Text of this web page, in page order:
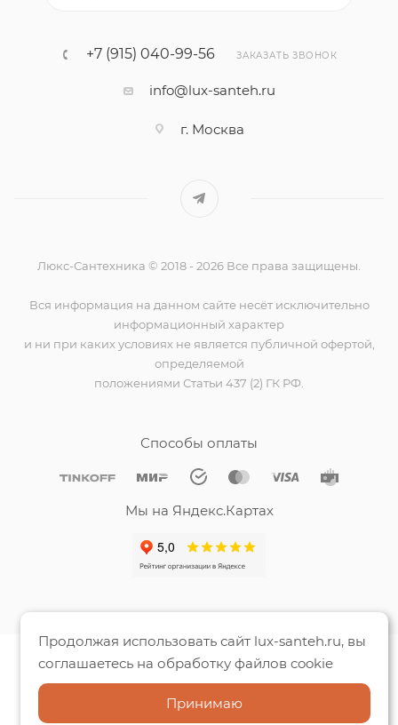
+7 (915) 040-99-56 ЗАКАЗАТЬ ЗВОНОК
info@lux-santeh.ru
г. Москва
Люкс-Сантехника © 2018 - 2026 Все права защищены.
Вся информация на данном сайте несёт исключительно
информационный характер
и ни при каких условиях не является публичной офертой,
определяемой
положениями Статьи 437 (2) ГК РФ.
Способы оплаты
Мы на Яндекс.Картах
Продолжая использовать сайт lux-santeh.ru, вы
соглашаетесь на обработку файлов cookie
Принимаю